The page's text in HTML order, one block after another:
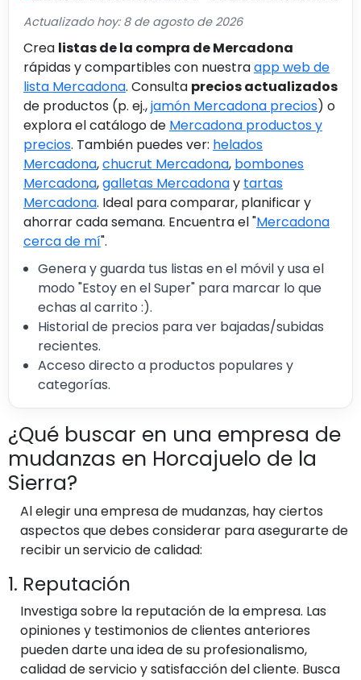
Actualizado hoy: 8 de agosto de 2026
Crea listas de la compra de Mercadona
rápidas y compartibles con nuestraapp web de
lista Mercadona. Consulta precios actualizados
de productos (p. ej.,jamón Mercadona precios) o
explora el catálogo de Mercadona productos y
precios. También puedes ver: helados
Mercadona,chucrut Mercadona, bombones
Mercadona,galletas Mercadonay tartas
Mercadona. Ideal para comparar, planificar y
ahorrar cada semana. Encuentra el "Mercadona
cerca de mí".
Genera y guarda tus listas en el móvil y usa el
modo "Estoy en el Super" para marcar lo que
echas al carrito :).
Historial de precios para ver bajadas/subidas
recientes.
Acceso directo a productos populares y
categorías.
¿Qué buscar en una empresa de
mudanzas en Horcajuelo de la
Sierra?
Al elegir una empresa de mudanzas, hay ciertos
aspectos que debes considerar para asegurarte de
recibir un servicio de calidad:
1. Reputación
Investiga sobre la reputación de la empresa. Las
opiniones y testimonios de clientes anteriores
pueden darte una idea de su profesionalismo,
calidad de servicio y satisfacción del cliente. Busca